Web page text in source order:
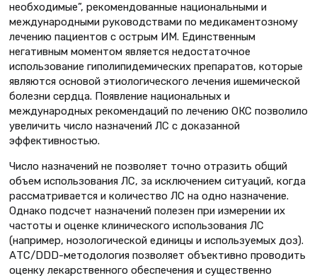
необходимые”, рекомендованные национальными и
международными руководствами по медикаментозному
лечению пациентов с острым ИМ. Единственным
негативным моментом является недостаточное
использование гиполипидемических препаратов, которые
являются основой этиологического лечения ишемической
болезни сердца. Появление национальных и
международных рекомендаций по лечению ОКС позволило
увеличить число назначений ЛС с доказанной
эффективностью.
Число назначений не позволяет точно отразить общий
объем использования ЛС, за исключением ситуаций, когда
рассматривается и количество ЛС на одно назначение.
Однако подсчет назначений полезен при измерении их
частоты и оценке клинического использования ЛС
(например, нозологической единицы и используемых доз).
АТС/DDD-методология позволяет объективно проводить
оценку лекарственного обеспечения и существенно